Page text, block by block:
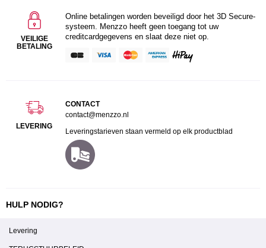
VEILIGE
BETALING
Online betalingen worden beveiligd door het 3D Secure-
systeem. Menzzo heeft geen toegang tot uw
creditcardgegevens en slaat deze niet op.
LEVERING
CONTACT
contact@menzzo.nl
Leveringstarieven staan vermeld op elk productblad
HULP NODIG?
Levering